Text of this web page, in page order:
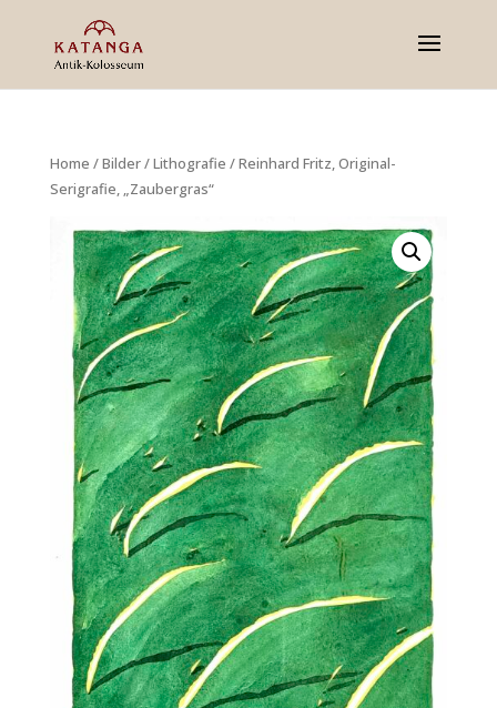
Home /Bilder/Lithografie / Reinhard Fritz, Original-
Serigrafie, „Zaubergras“